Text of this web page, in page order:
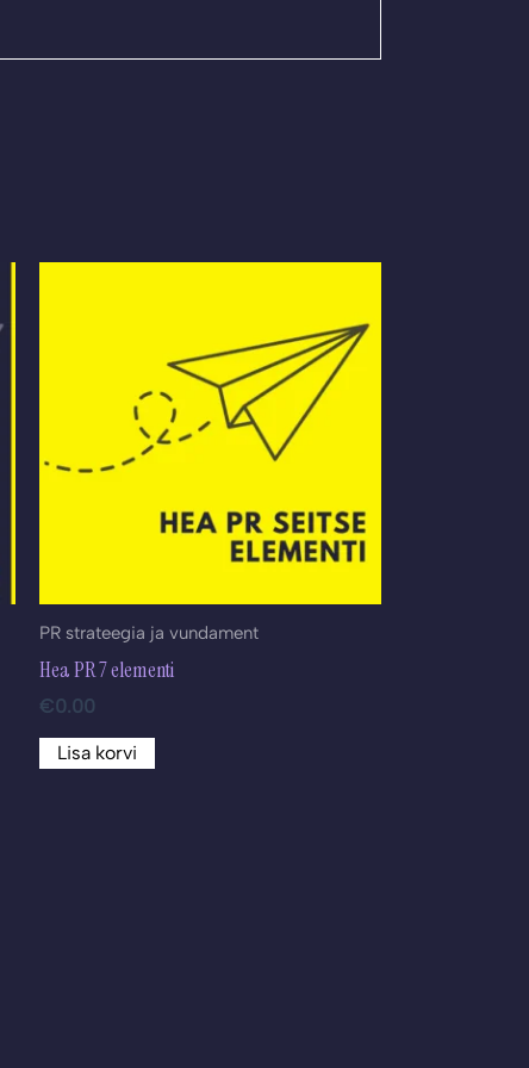
PR strateegia ja vundament
Hea PR 7 elementi
€0.00
Lisa korvi